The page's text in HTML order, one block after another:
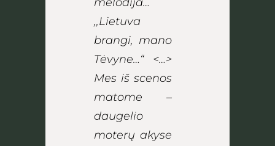
,,Lietuva
brangi, mano
Tėvyne…“ <…>
Mes iš scenos
matome –
daugelio
moterų akyse